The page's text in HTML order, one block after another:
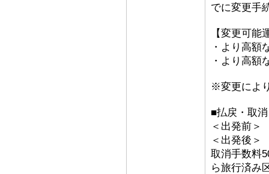
でに変更手
【変更可能
・より高額
・より高額
※変更によ
■払戻・取
＜出発前＞
＜出発後＞
取消手数料
ら旅行済み